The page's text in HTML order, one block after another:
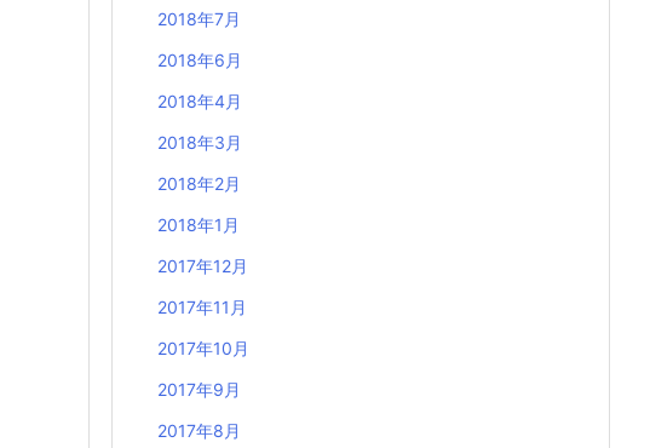
2018年7月
2018年6月
2018年4月
2018年3月
2018年2月
2018年1月
2017年12月
2017年11月
2017年10月
2017年9月
2017年8月